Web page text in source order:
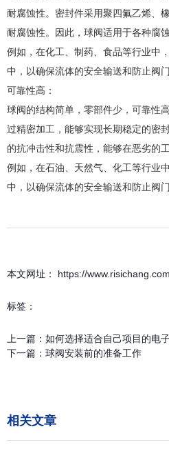
耐腐蚀性。密封件采用聚四氟乙烯、
耐腐蚀性。因此，球阀适用于各种腐
例如，在化工、制药、食品等行业中
中，以确保流体的安全输送和防止阀
可靠性高：
球阀的结构简单，零部件少，可靠性
过精密加工，能够实现长期稳定的密
的抗冲击性和抗震性，能够在恶劣的
例如，在石油、天然气、化工等行业
中，以确保流体的安全输送和防止阀
本文网址： https://
标签：
上一篇： 如何选择适合自己项目的电
下一篇： 球阀安装前的准备工作
相关文章